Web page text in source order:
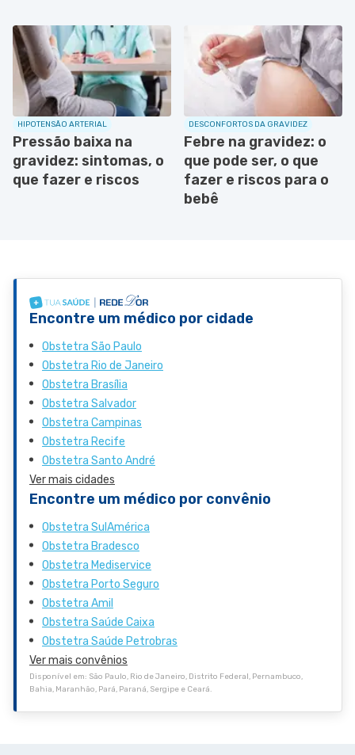
HIPOTENSÃO ARTERIAL
Pressão baixa na
gravidez: sintomas, o
que fazer e riscos
DESCONFORTOS DA GRAVIDEZ
Febre na gravidez: o
que pode ser, o que
fazer e riscos para o
bebê
Encontre um médico por cidade
Obstetra São Paulo
Obstetra Rio de Janeiro
Obstetra Brasília
Obstetra Salvador
Obstetra Campinas
Obstetra Recife
Obstetra Santo André
Ver mais cidades
Encontre um médico por convênio
Obstetra SulAmérica
Obstetra Bradesco
Obstetra Mediservice
Obstetra Porto Seguro
Obstetra Amil
Obstetra Saúde Caixa
Obstetra Saúde Petrobras
Ver mais convênios
Disponível em: São Paulo, Rio de Janeiro, Distrito Federal, Pernambuco,
Bahia, Maranhão, Pará, Paraná, Sergipe e Ceará.